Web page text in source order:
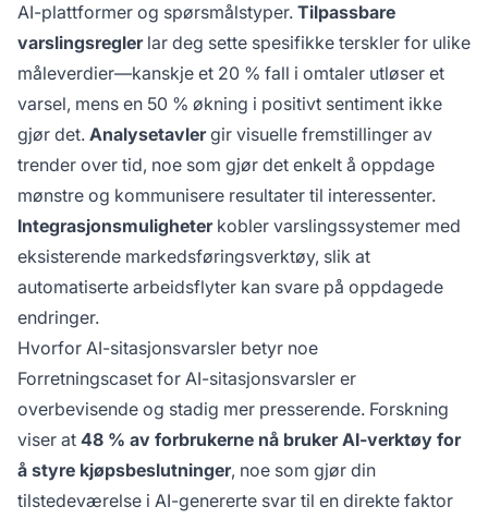
AI-plattformer og spørsmålstyper. Tilpassbare
varslingsreglerlar deg sette spesifikke terskler for ulike
måleverdier—kanskje et 20 % fall i omtaler utløser et
varsel, mens en 50 % økning i positivt sentiment ikke
gjør det. Analysetavlergir visuelle fremstillinger av
trender over tid, noe som gjør det enkelt å oppdage
mønstre og kommunisere resultater til interessenter.
Integrasjonsmuligheterkobler varslingssystemer med
eksisterende markedsføringsverktøy, slik at
automatiserte arbeidsflyter kan svare på oppdagede
endringer.
Hvorfor AI-sitasjonsvarsler betyr noe
Forretningscaset for AI-sitasjonsvarsler er
overbevisende og stadig mer presserende. Forskning
viser at 48 % av forbrukerne nå bruker AI-verktøy for
å styre kjøpsbeslutninger, noe som gjør din
tilstedeværelse i AI-genererte svar til en direkte faktor